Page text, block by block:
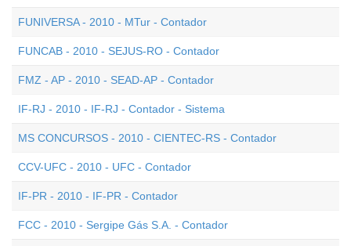
FUNIVERSA - 2010 - MTur - Contador
FUNCAB - 2010 - SEJUS-RO - Contador
FMZ - AP - 2010 - SEAD-AP - Contador
IF-RJ - 2010 - IF-RJ - Contador - Sistema
MS CONCURSOS - 2010 - CIENTEC-RS - Contador
CCV-UFC - 2010 - UFC - Contador
IF-PR - 2010 - IF-PR - Contador
FCC - 2010 - Sergipe Gás S.A. - Contador